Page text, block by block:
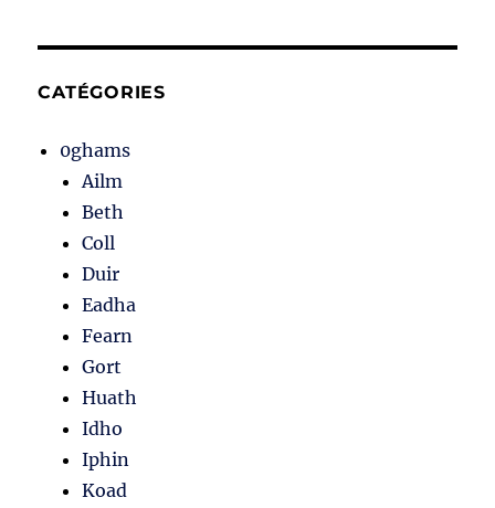
CATÉGORIES
0ghams
Ailm
Beth
Coll
Duir
Eadha
Fearn
Gort
Huath
Idho
Iphin
Koad